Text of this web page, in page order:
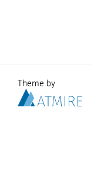
Theme by